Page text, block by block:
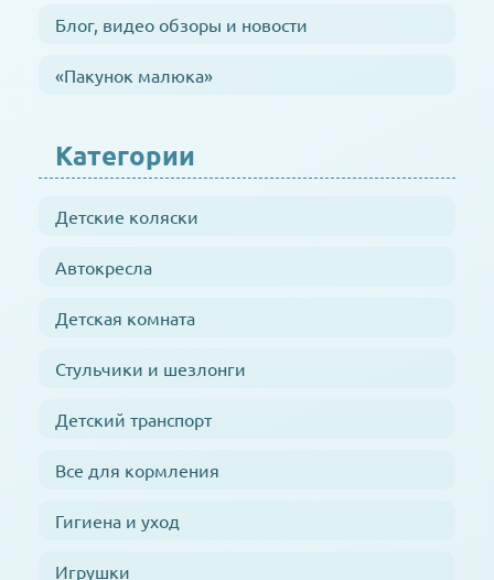
Блог, видео обзоры и новости
«Пакунок малюка»
Категории
Детские коляски
Автокресла
Детская комната
Стульчики и шезлонги
Детский транспорт
Все для кормления
Гигиена и уход
Игрушки